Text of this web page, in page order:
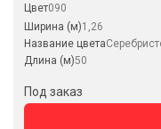
Цвет090
Ширина (м)1,26
Название цвета
Длина (м)50
Под заказ